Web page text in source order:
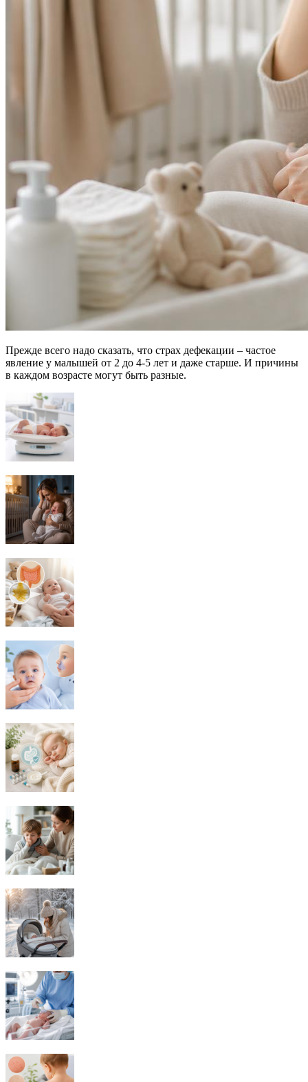
Прежде всего надо сказать, что страх дефекации – частое
явление у малышей от 2 до 4-5 лет и даже старше. И причины
в каждом возрасте могут быть разные.